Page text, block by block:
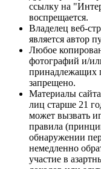
ссылку на
воспрещается.
Владелец веб-
является автор
Любое
фотографий и/
принадлежащих
запрещено.
Материалы
лиц старше 21
может вызвать
правила
обнаружении
немедленно
участие в